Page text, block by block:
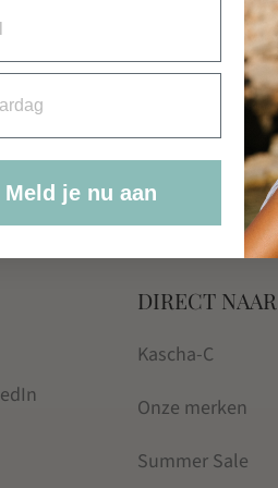
DIRECT NAAR
Kascha-C
Onze merken
Summer Sale
Meld je nu aan